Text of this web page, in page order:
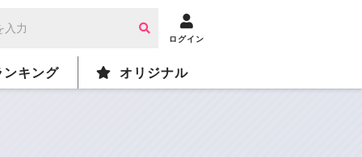
ログイン
ンキング オリジナル